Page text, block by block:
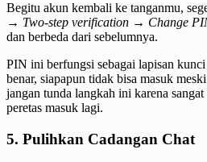
Begitu akun kembali ke tanganmu,
→ Two-step verification → Change
dan berbeda dari sebelumnya.
PIN ini berfungsi sebagai lapisan
benar, siapapun tidak bisa masuk
jangan tunda langkah ini karena
peretas masuk lagi.
5. Pulihkan Cadangan Chat